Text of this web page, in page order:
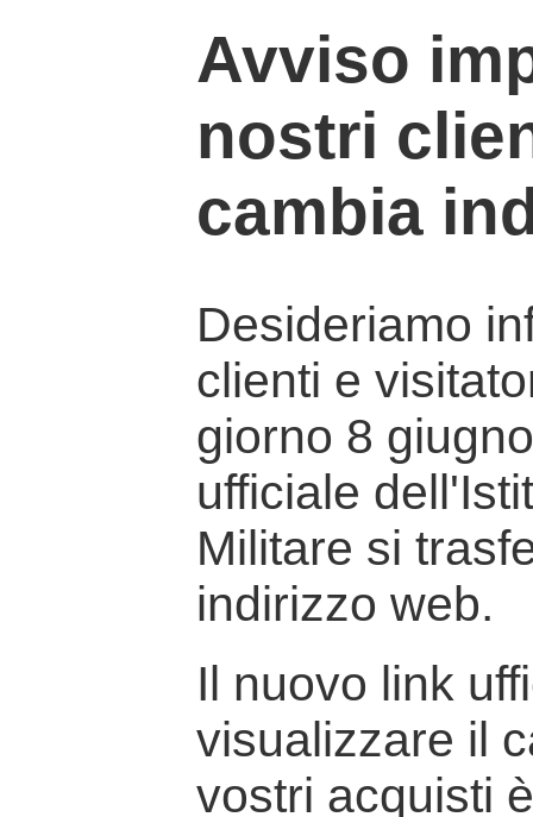
Avviso
nostri
cambia
Desideriamo
clienti e
giorno 8
ufficiale
Militare si
indirizzo web.
Il nuovo link
visualizzare il
vostri acquisti